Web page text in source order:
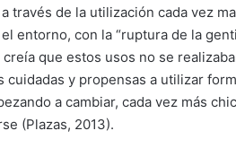
través de la utilización cada vez
entorno, con la “ruptura de la
creía que estos usos no se
cuidadas y propensas a utilizar
a cambiar, cada vez más
(Plazas, 2013).